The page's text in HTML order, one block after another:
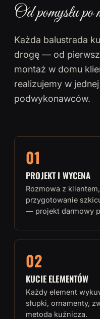
Od pomysłu po
Każda balustrada
drogę — od
montaż w domu
realizujemy w
podwykonawców.
01
PROJEKT I WYCENA
Rozmowa z
przygotowanie
— projekt darmowy
02
KUCIE ELEMENTÓW
Każdy element
słupki, ornamenty,
metoda kuźnicza.